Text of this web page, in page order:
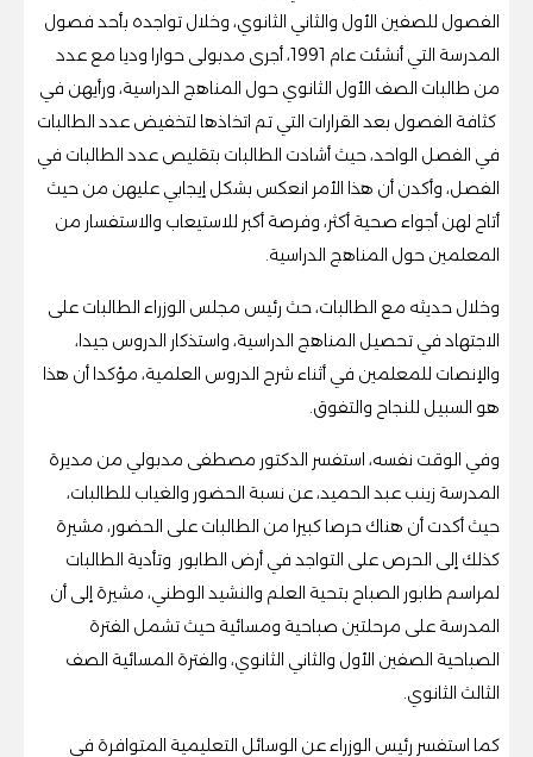
الفصول للصفين الأول والثاني الثانوي، وخلال تواجده بأحد فصول
المدرسة التي أنشئت عام 1991، أجرى مدبولى حوارا وديا مع عدد
من طالبات الصف الأول الثانوي حول المناهج الدراسية، ورأيهن في
كثافة الفصول بعد القرارات التي تم اتخاذها لتخفيض عدد الطالبات
في الفصل الواحد، حيث أشادت الطالبات بتقليص عدد الطالبات في
الفصل، وأكدن أن هذا الأمر انعكس بشكل إيجابي عليهن من حيث
أتاح لهن أجواء صحية أكثر، وفرصة أكبر للاستيعاب والاستفسار من
المعلمين حول المناهج الدراسية.
وخلال حديثه مع الطالبات، حث رئيس مجلس الوزراء الطالبات على
الاجتهاد في تحصيل المناهج الدراسية، واستذكار الدروس جيدا،
والإنصات للمعلمين في أثناء شرح الدروس العلمية، مؤكدا أن هذا
هو السبيل للنجاح والتفوق.
وفي الوقت نفسه، استفسر الدكتور مصطفى مدبولي من مديرة
المدرسة زينب عبد الحميد، عن نسبة الحضور والغياب للطالبات،
حيث أكدت أن هناك حرصا كبيرا من الطالبات على الحضور، مشيرة
كذلك إلى الحرص على التواجد في أرض الطابور وتأدية الطالبات
لمراسم طابور الصباح بتحية العلم والنشيد الوطني، مشيرة إلى أن
المدرسة على مرحلتين صباحية ومسائية حيث تشمل الفترة
الصباحية الصفين الأول والثاني الثانوي، والفترة المسائية الصف
الثالث الثانوي.
كما استفسر رئيس الوزراء عن الوسائل التعليمية المتوافرة في